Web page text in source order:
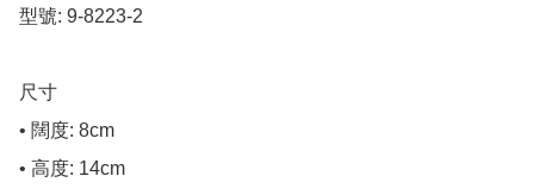
型號: 9-8223-2
尺寸
• 闊度: 8cm
• 高度: 14cm